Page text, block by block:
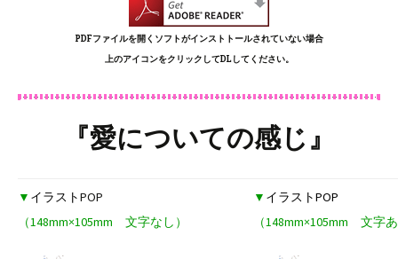
PDFファイルを開くソフトがインストトールされていない場合
上のアイコンをクリックしてDLしてください。
『愛についての感じ』
▼ イラストPOP
（148mm×105mm 文字なし）
▼ イラストPOP
（148mm×105mm 文字